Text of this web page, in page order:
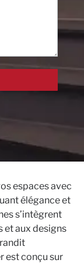
espaces avec
élégance et
s’intègrent
et aux designs
est conçu sur